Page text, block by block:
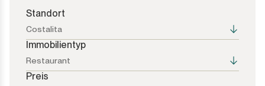
Standort
Costalita
Alle Optionen
Immobilientyp
Restaurant
Alle Optionen
Preis